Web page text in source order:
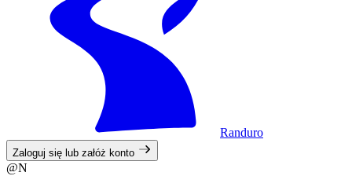
Randuro
Zaloguj się lub załóż konto
@N